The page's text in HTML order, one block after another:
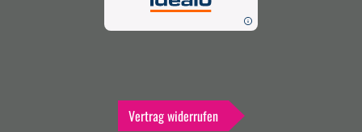
Vertrag widerrufen